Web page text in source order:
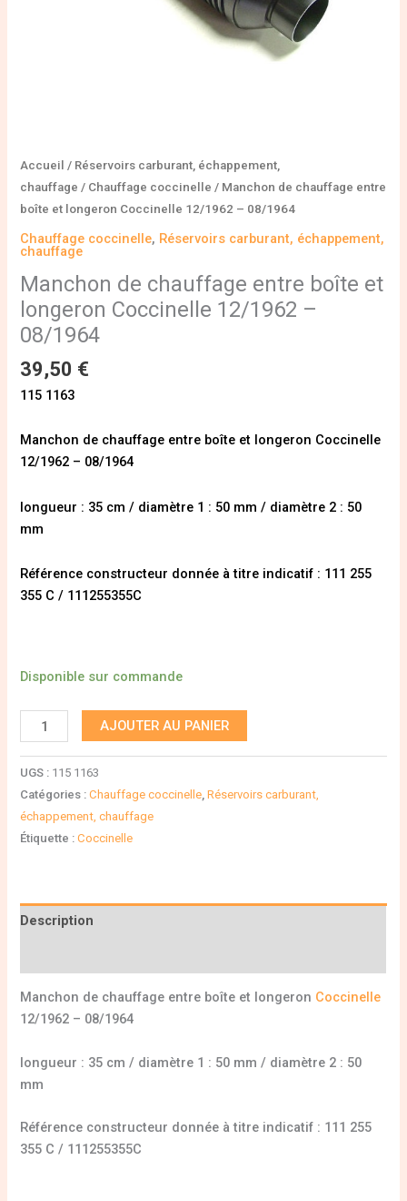
Accueil / Réservoirs carburant, échappement,
chauffage / Chauffage coccinelle / Manchon de chauffage entre
boîte et longeron Coccinelle 12/1962 – 08/1964
Chauffage coccinelle, Réservoirs carburant, échappement,
chauffage
Manchon de chauffage entre boîte et
longeron Coccinelle 12/1962 –
08/1964
39,50 €
115 1163
Manchon de chauffage entre boîte et longeron Coccinelle
12/1962 – 08/1964
longueur : 35 cm / diamètre 1 : 50 mm / diamètre 2 : 50
mm
Référence constructeur donnée à titre indicatif : 111 255
355 C / 111255355C
Disponible sur commande
AJOUTER AU PANIER
UGS : 115 1163
Catégories :Chauffage coccinelle,Réservoirs carburant,
échappement, chauffage
Étiquette :Coccinelle
Description
Manchon de chauffage entre boîte et longeron Coccinelle
12/1962 – 08/1964
longueur : 35 cm / diamètre 1 : 50 mm / diamètre 2 : 50
mm
Référence constructeur donnée à titre indicatif : 111 255
355 C / 111255355C